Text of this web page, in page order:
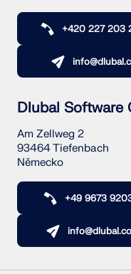
+420 227 203
Dlubal Software
Am Zellweg 2
93464 Tiefenbach
Německo
+49 9673